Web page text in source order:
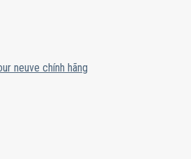
neuve chính hãng